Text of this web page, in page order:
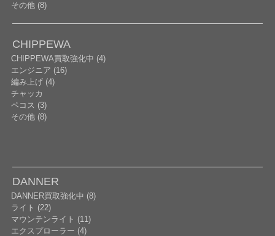
その他 (8)
CHIPPEWA
CHIPPEWA買取強化中 (4)
エンジニア (16)
編み上げ (4)
チャッカ
ペコス (3)
その他 (8)
DANNER
DANNER買取強化中 (8)
ライト (22)
マウンテンライト (11)
エクスプローラー (4)